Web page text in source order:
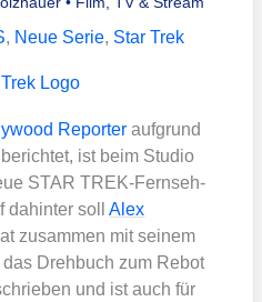
, Neue Serie, Star Trek
Repor­ter auf­grund
ist beim Stu­dio
STAR TREK-Fern­seh­
dahin­ter sollAlex
zusam­men mit sei­nem
das Dreh­buch zum Rebot
und ist auch für